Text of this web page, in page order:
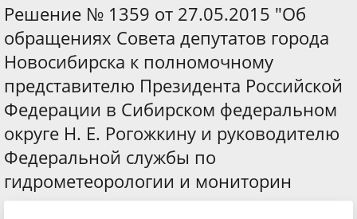
Решение № 1359 от 27.05.2015 "Об
обращениях Совета депутатов города
Новосибирска к полномочному
представителю Президента Российской
Федерации в Сибирском федеральном
округе Н. Е. Рогожкину и руководителю
Федеральной службы по
гидрометеорологии и мониторин